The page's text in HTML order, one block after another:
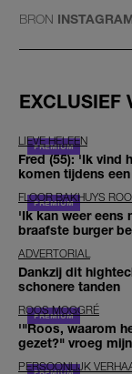
BRON
EXCLUSIEF
LIEVE HELEEN
Fred (55): 'Ik vind
komen tijdens
FLOOR BAKHUYS
'Ik kan weer eens
braafste burger
ADVERTORIAL
Dankzij dit
schonere tanden
ROOS MOGGRÉ
'"Roos, waarom
gezet?" vroeg
PERSOONLIJK